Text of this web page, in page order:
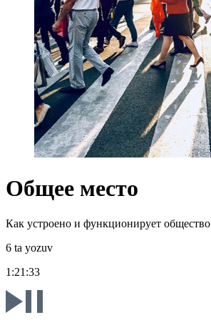
Общее место
Как устроено и функционирует общество
6 ta yozuv
1:21:33